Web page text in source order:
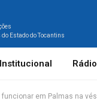
Estado do Tocantins
Institucional
funcionar em Palmas na